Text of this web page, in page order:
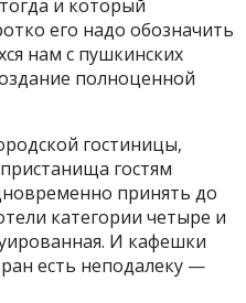
и который
его надо обозначить
нам с пушкинских
полноценной
гостиницы,
гостям
принять до
категории четыре и
И кафешки
есть неподалеку —